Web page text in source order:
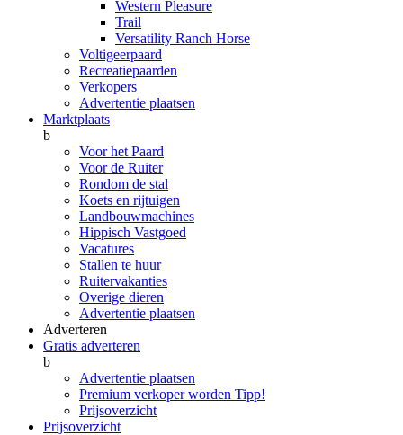
Western Pleasure
Trail
Versatility Ranch Horse
Voltigeerpaard
Recreatiepaarden
Verkopers
Advertentie plaatsen
Marktplaats
b
Voor het Paard
Voor de Ruiter
Rondom de stal
Koets en rijtuigen
Landbouwmachines
Hippisch Vastgoed
Vacatures
Stallen te huur
Ruitervakanties
Overige dieren
Advertentie plaatsen
Adverteren
Gratis adverteren
b
Advertentie plaatsen
Premium verkoper worden Tipp!
Prijsoverzicht
Prijsoverzicht